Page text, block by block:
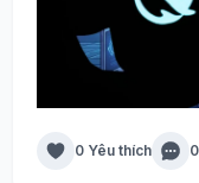
0 Yêu thích